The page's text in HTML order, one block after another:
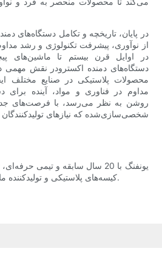
در پایان، تاریخچه و تکامل دستگاه‌های
از نوآوری، پیشرفت تکنولوژی و رشد
در اوایل قرن بیستم تا ماشین‌های
دستگاه‌های دمنده اکسترودر نقش مهمی
محصولات پلاستیکی در صنایع مختلف
مداوم در فناوری و مواد، آینده برای
روشن به نظر می‌رسد، با فرصت‌های
شخصی‌سازی‌شده که نیازهای
یونفنگ با 20 سال سابقه و تیمی
کیسه‌های پلاستیکی و تولیدکننده ماشین‌آلات دمشی فیلم است.